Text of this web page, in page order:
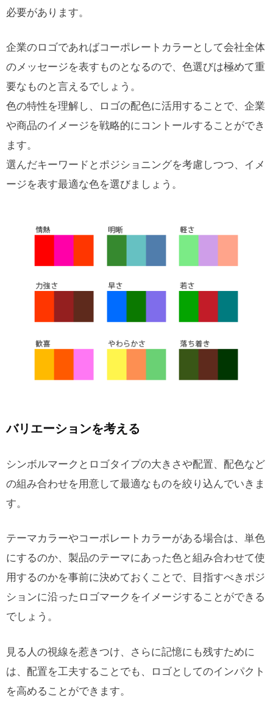
必要があります。
企業のロゴであればコーポレートカラーとして会社全体
のメッセージを表すものとなるので、色選びは極めて重
要なものと言えるでしょう。
色の特性を理解し、ロゴの配色に活用することで、企業
や商品のイメージを戦略的にコントールすることができ
ます。
選んだキーワードとポジショニングを考慮しつつ、イメ
ージを表す最適な色を選びましょう。
バリエーションを考える
シンボルマークとロゴタイプの大きさや配置、配色など
の組み合わせを用意して最適なものを絞り込んでいきま
す。
テーマカラーやコーポレートカラーがある場合は、単色
にするのか、製品のテーマにあった色と組み合わせて使
用するのかを事前に決めておくことで、目指すべきポジ
ションに沿ったロゴマークをイメージすることができる
でしょう。
見る人の視線を惹きつけ、さらに記憶にも残すために
は、配置を工夫することでも、ロゴとしてのインパクト
を高めることができます。